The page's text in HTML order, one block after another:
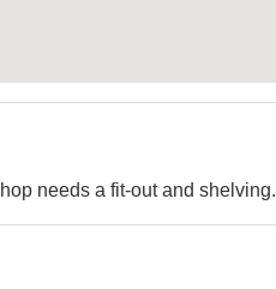
needs a fit-out and shelving.